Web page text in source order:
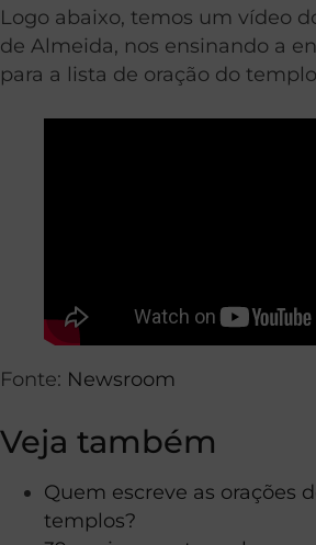
Logo abaixo, temos um vídeo
de Almeida, nos ensinando a
para a lista de oração do
Fonte: Newsroom
Veja também
Quem escreve as orações
templos?